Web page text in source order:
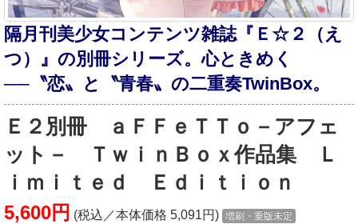
隔月刊美少女コンテンツ雑誌『Ｅ☆２（え
つ）』の別冊シリーズ。心ときめく
──〝恋〟と〝青春〟の二重奏TwinBox。
Ｅ２別冊 ａＦＦｅＴＴｏ－アフェ
ット－ ＴｗｉｎＢｏｘ作品集 Ｌ
ｉｍｉｔｅｄ Ｅｄｉｔｉｏｎ
5,600円 (税込／本体価格 5,091円) 増刷・重版未定